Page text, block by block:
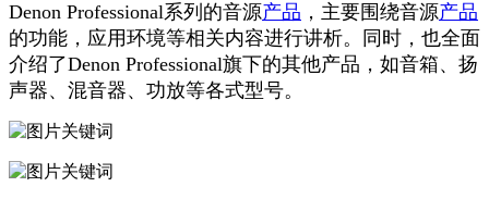
Denon Professional系列的音源产品 ，主要围绕音源产品
的功能，应用环境等相关内容进行讲析。同时，也全面
介绍了Denon Professional旗下的其他产品，如音箱、扬
声器、混音器、功放等各式型号。